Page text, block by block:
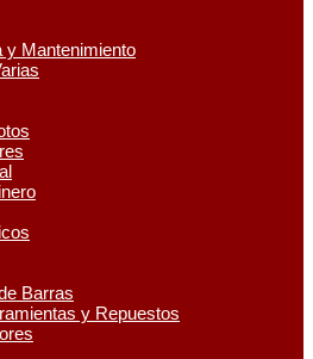
y Mantenimiento
Barras
y Repuestos